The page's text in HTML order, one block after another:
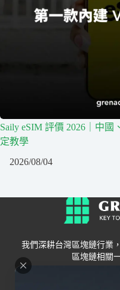
Saily eSIM 評價 2026｜中
定教學
2026/08/04
我們深耕台灣區塊鏈行業
區塊鏈相關